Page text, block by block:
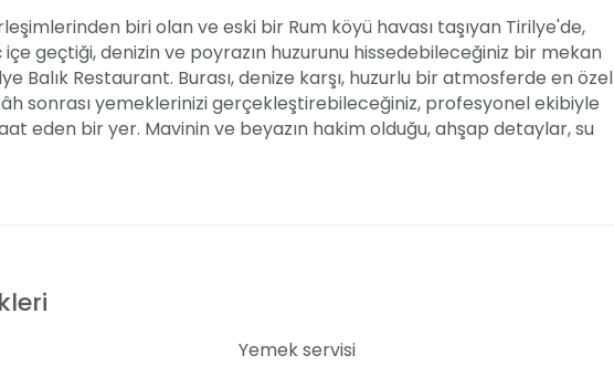
biri olan ve eski bir Rum köyü havası taşıyan Tirilye'de,
içe geçtiği, denizin ve poyrazın huzurunu hissedebileceğiniz bir mekan
Balık Restaurant. Burası, denize karşı, huzurlu bir atmosferde en özel
sonrası yemeklerinizi gerçekleştirebileceğiniz, profesyonel ekibiyle
eden bir yer. Mavinin ve beyazın hakim olduğu, ahşap detaylar, su
her mevsim farklı etkinlik ve kutlamalarınıza ev sahipliği yapmaktayız.
Yemek servisi